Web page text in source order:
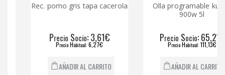
Rec. pomo gris tapa cacerola
recioSocio: 3,61€
recioHabitual: 6,27€
AÑADIR AL CARRITO
Olla programable kuken
900w 5l
recioSocio: 65,21€
Habitual : 111,13€
AÑADIR AL CARRITO